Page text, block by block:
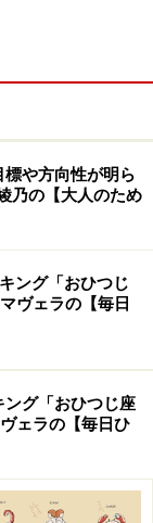
にリーダーとし
開く役目を持
や方向性が明ら
乃の【大人のため
ング「おひつじ
ヴェラの【毎日
グ「おひつじ座
ェラの【毎日ひ